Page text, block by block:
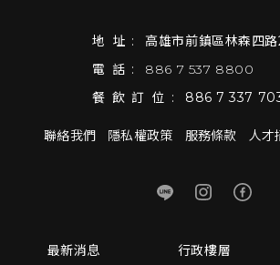
最新消息 行政樓層
地址:
高雄市前鎮區林森四
電話:
886 7 537 8800
餐飲訂位:
886 7 337
聯絡我們 隱私權政策 服務條款 人才